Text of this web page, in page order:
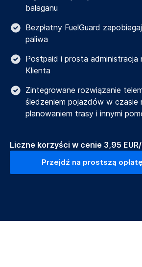
bałaganu
Bezpłatny FuelGuard
paliwa
Postpaid i prosta administracja
Klienta
Zintegrowane rozwiązanie
śledzeniem pojazdów w czasie
planowaniem trasy i innymi
Liczne korzyści w cenie 3,95
Przejdź na prostszą